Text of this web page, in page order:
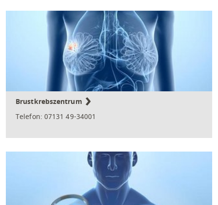
Brustkrebszentrum
Telefon: 07131 49-34001